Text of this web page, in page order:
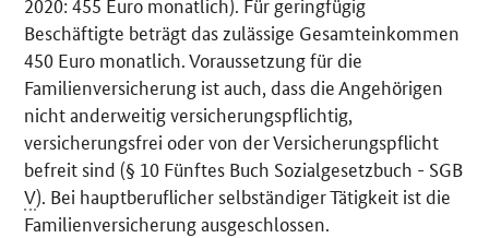
Beschäftigte beträgt das zulässige Gesamteinkommen
450 Euro monatlich. Voraussetzung für die
Familienversicherung ist auch, dass die Angehörigen
nicht anderweitig versicherungspflichtig,
versicherungsfrei oder von der Versicherungspflicht
befreit sind (§ 10 Fünftes Buch Sozialgesetzbuch - SGB
V). Bei hauptberuflicher selbständiger Tätigkeit ist die
Familienversicherung ausgeschlossen.